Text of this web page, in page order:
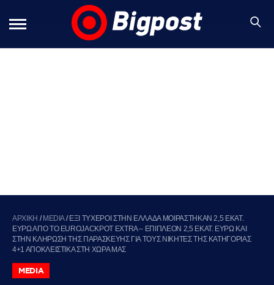
ΑΡΧΙΚΗ / MEDIA/ ΕΞΙ ΤΥΧΕΡΟΙ ΣΤΗΝ ΕΛΛΑΔΑ ΜΟΙΡΑΣΤΗΚΑΝ 2,5 ΕΚΑΤ.
ΕΥΡΩ ΑΠΟ ΤΟ EUROJACKPOT EXTRA – ΕΠΙΠΛΕΟΝ 2,5 ΕΚΑΤ. ΕΥΡΩ ΚΑΙ
ΣΤΗΝ ΚΛΗΡΩΣΗ ΤΗΣ ΠΑΡΑΣΚΕΥΗΣ ΓΙΑ ΤΟΥΣ ΝΙΚΗΤΕΣ ΤΗΣ ΚΑΤΗΓΟΡΙΑΣ
4+1 ΑΠΟΚΛΕΙΣΤΙΚΑ ΣΤΗ ΧΩΡΑ ΜΑΣ
MEDIA